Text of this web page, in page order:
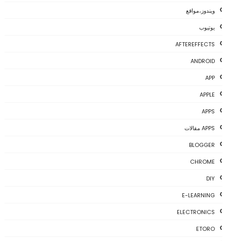
ويندوز،مواقع
يوتيوب
AFTEREFFECTS
ANDROID
APP
APPLE
APPS
APPS مقالات
BLOGGER
CHROME
DIY
E-LEARNING
ELECTRONICS
ETORO